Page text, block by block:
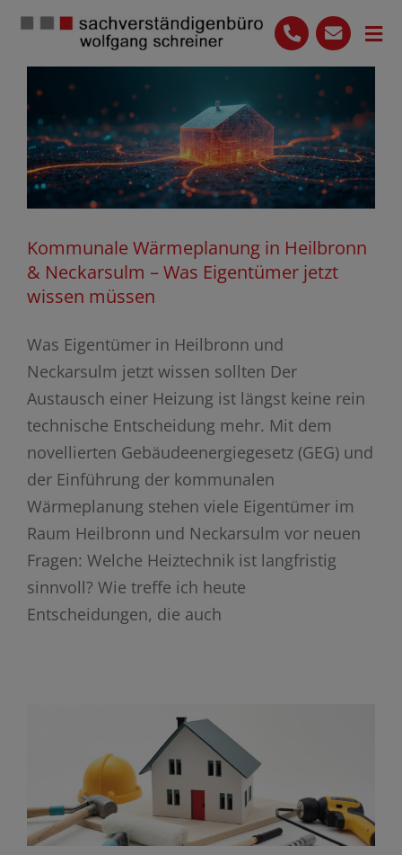
Skip
content
Start
Leistungen
Das Team
Ihre Vorteile
Blog
07136 9649614
Kontakt
Kommunale Wärmeplanung in Heilbronn
& Neckarsulm – Was Eigentümer jetzt
wissen müssen
Was Eigentümer in Heilbronn und
Neckarsulm jetzt wissen sollten Der
Austausch einer Heizung ist längst keine rein
technische Entscheidung mehr. Mit dem
novellierten Gebäudeenergiegesetz (GEG) und
der Einführung der kommunalen
Wärmeplanung stehen viele Eigentümer im
Raum Heilbronn und Neckarsulm vor neuen
Fragen: Welche Heiztechnik ist langfristig
sinnvoll? Wie treffe ich heute
Entscheidungen, die auch